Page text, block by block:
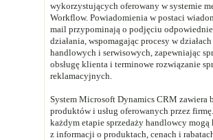
wykorzystujących oferowany w systemie
Workflow. Powiadomienia w postaci
mail przypominają o podjęciu
działania, wspomagając procesy w działach
handlowych i serwisowych, zapewniając
obsługę klienta i terminowe rozwiązanie
reklamacyjnych.
System Microsoft Dynamics CRM zawiera
produktów i usług oferowanych przez
każdym etapie sprzedaży handlowcy mogą
z informacji o produktach, cenach i